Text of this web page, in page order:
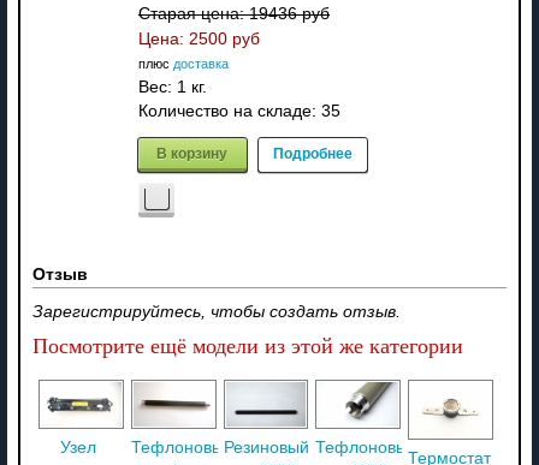
Старая цена:19436 руб
Цена: 2500 руб
плюс доставка
Вес: 1 кг.
Количество на складе: 35
В корзину Подробнее
Отзыв
Зарегистрируйтесь, чтобы создать отзыв.
Посмотрите ещё модели из этой же категории
Узел
ТефлоновыйРезиновый Тефлоновый
Термостат